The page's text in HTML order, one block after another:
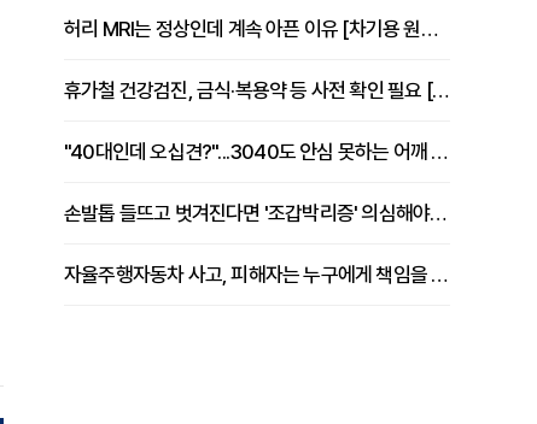
허리 MRI는 정상인데 계속 아픈 이유 [차기용 원장 칼럼]
휴가철 건강검진, 금식·복용약 등 사전 확인 필요 [정도감 원장 칼럼]
"40대인데 오십견?"...3040도 안심 못하는 어깨 유착성 관절낭염
손발톱 들뜨고 벗겨진다면 '조갑박리증' 의심해야 [김철윤 원장 칼럼]
자율주행자동차 사고, 피해자는 누구에게 책임을 물을 수 있을까